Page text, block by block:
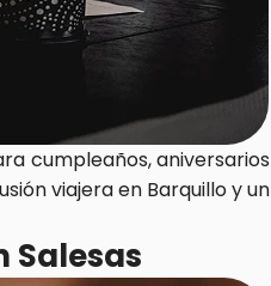
cumpleaños, aniversarios
viajera en Barquillo y un
Salesas